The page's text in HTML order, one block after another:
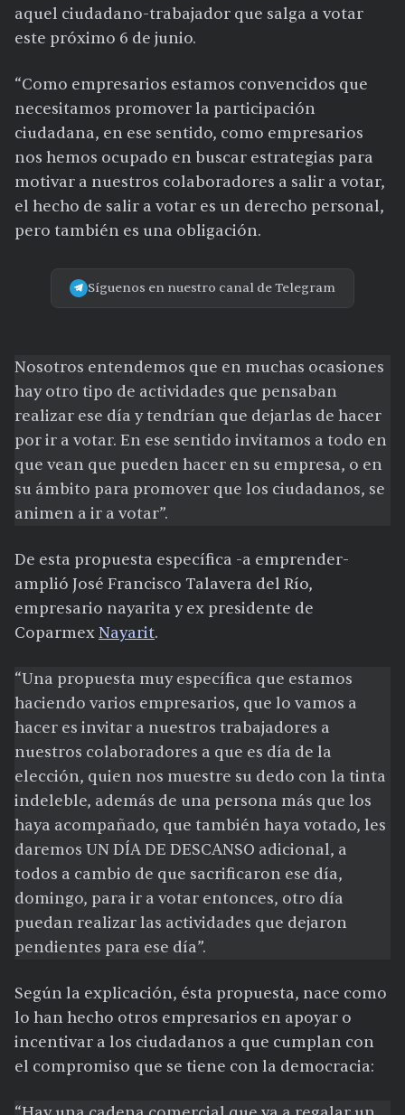
aquel ciudadano-trabajador que salga a votar
este próximo 6 de junio.
“Como empresarios estamos convencidos que
necesitamos promover la participación
ciudadana, en ese sentido, como empresarios
nos hemos ocupado en buscar estrategias para
motivar a nuestros colaboradores a salir a votar,
el hecho de salir a votar es un derecho personal,
pero también es una obligación.
Síguenos en nuestro canal de Telegram
Nosotros entendemos que en muchas ocasiones
hay otro tipo de actividades que pensaban
realizar ese día y tendrían que dejarlas de hacer
por ir a votar. En ese sentido invitamos a todo en
que vean que pueden hacer en su empresa, o en
su ámbito para promover que los ciudadanos, se
animen a ir a votar”.
De esta propuesta específica -a emprender-
amplió José Francisco Talavera del Río,
empresario nayarita y ex presidente de
CoparmexNayarit.
“Una propuesta muy específica que estamos
haciendo varios empresarios, que lo vamos a
hacer es invitar a nuestros trabajadores a
nuestros colaboradores a que es día de la
elección, quien nos muestre su dedo con la tinta
indeleble, además de una persona más que los
haya acompañado, que también haya votado, les
daremos UN DÍA DE DESCANSO adicional, a
todos a cambio de que sacrificaron ese día,
domingo, para ir a votar entonces, otro día
puedan realizar las actividades que dejaron
pendientes para ese día”.
Según la explicación, ésta propuesta, nace como
lo han hecho otros empresarios en apoyar o
incentivar a los ciudadanos a que cumplan con
el compromiso que se tiene con la democracia: